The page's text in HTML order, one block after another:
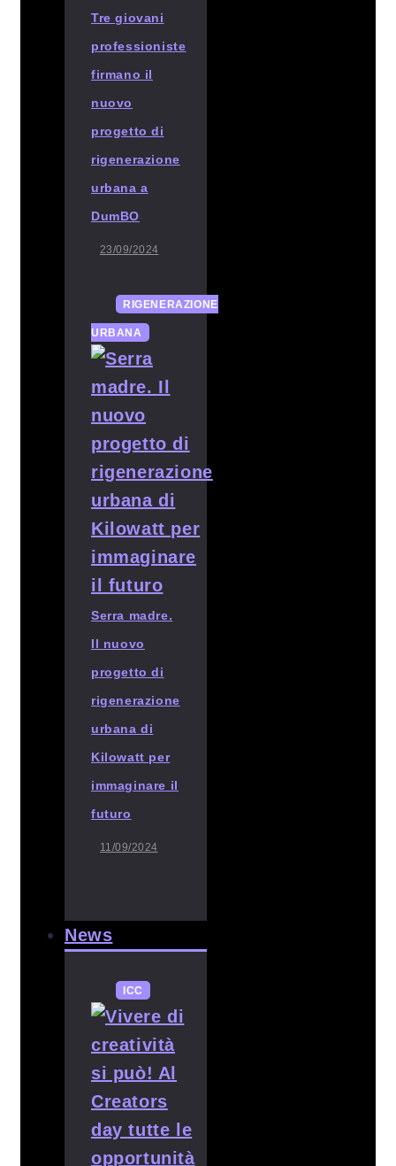
Tre giovani
professioniste
firmano il
nuovo
progetto di
rigenerazione
urbana a
DumBO
23/09/2024
RIGENERAZIONE
URBANA
Serra madre.
Il nuovo
progetto di
rigenerazione
urbana di
Kilowatt per
immaginare il
futuro
11/09/2024
News
ICC